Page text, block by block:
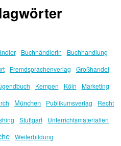
Buchhändlerin
Buchhandlung
Fremdsprachenverlag Großhandel
Kempen Köln Marketing
München Publikumsverlag
Recht
Stuttgart Unterrichtsmaterialien
Weiterbildung